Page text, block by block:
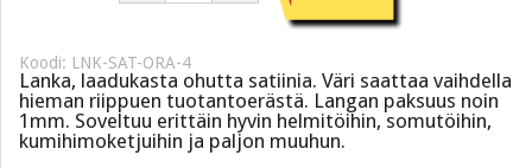
Koodi: LNK-SAT-ORA-4
Lanka, laadukasta ohutta satiinia. Väri saattaa vaihdella
hieman riippuen tuotantoerästä. Langan paksuus noin
1mm. Soveltuu erittäin hyvin helmitöihin, somutöihin,
kumihimoketjuihin ja paljon muuhun.